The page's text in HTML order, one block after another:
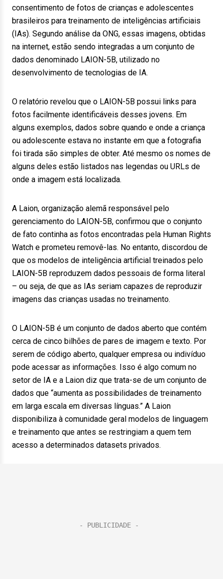
consentimento de fotos de crianças e adolescentes
brasileiros para treinamento de inteligências artificiais
(IAs). Segundo análise da ONG, essas imagens, obtidas
na internet, estão sendo integradas a um conjunto de
dados denominado LAION-5B, utilizado no
desenvolvimento de tecnologias de IA.
O relatório revelou que o LAION-5B possui links para
fotos facilmente identificáveis desses jovens. Em
alguns exemplos, dados sobre quando e onde a criança
ou adolescente estava no instante em que a fotografia
foi tirada são simples de obter. Até mesmo os nomes de
alguns deles estão listados nas legendas ou URLs de
onde a imagem está localizada.
A Laion, organização alemã responsável pelo
gerenciamento do LAION-5B, confirmou que o conjunto
de fato continha as fotos encontradas pela Human Rights
Watch e prometeu removê-las. No entanto, discordou de
que os modelos de inteligência artificial treinados pelo
LAION-5B reproduzem dados pessoais de forma literal
– ou seja, de que as IAs seriam capazes de reproduzir
imagens das crianças usadas no treinamento.
O LAION-5B é um conjunto de dados aberto que contém
cerca de cinco bilhões de pares de imagem e texto. Por
serem de código aberto, qualquer empresa ou indivíduo
pode acessar as informações. Isso é algo comum no
setor de IA e a Laion diz que trata-se de um conjunto de
dados que “aumenta as possibilidades de treinamento
em larga escala em diversas línguas.” A Laion
disponibiliza à comunidade geral modelos de linguagem
e treinamento que antes se restringiam a quem tem
acesso a determinados datasets privados.